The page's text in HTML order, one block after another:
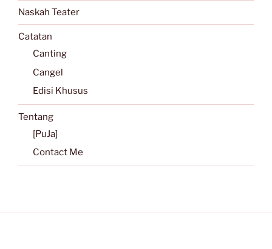
Naskah Teater
Catatan
Canting
Cangel
Edisi Khusus
Tentang
[PuJa]
Contact Me